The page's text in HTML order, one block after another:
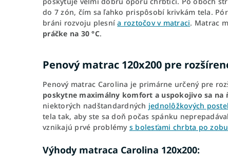
do 7 zón, čím sa ľahko prispôsobí krivkám tela.
bráni rozvoju plesnía roztočov v matraci. Matrac
práčke na 30 °C.
Penový matrac 120x200 pre
Penový matrac Carolina je primárne určený pre
poskytne maximálny komfort a uspokojivo sa na
niektorých nadštandardných jednolôžkových
tela tak, aby ste sa doň počas spánku
vznikajú prvé problémy s bolesťami chrbta po
Výhody matraca Carolina 120x200: